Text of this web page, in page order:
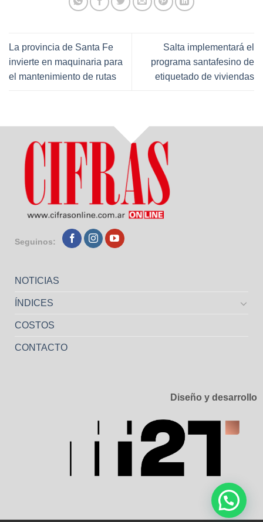
La provincia de Santa Fe
invierte en maquinaria para
el mantenimiento de rutas
Salta implementará el
programa santafesino de
etiquetado de viviendas
Seguinos:
NOTICIAS
ÍNDICES
COSTOS
CONTACTO
Diseño y desarrollo